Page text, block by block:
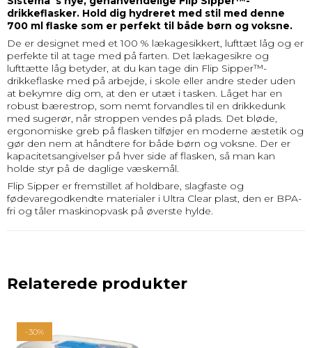
drikkeflasker. Hold dig hydreret med stil med denne
700 ml flaske som er perfekt til både børn og voksne.
De er designet med et 100 % lækagesikkert, lufttæt låg og er
perfekte til at tage med på farten. Det lækagesikre og
lufttætte låg betyder, at du kan tage din Flip Sipper™-
drikkeflaske med på arbejde, i skole eller andre steder uden
at bekymre dig om, at den er utæt i tasken. Låget har en
robust bærestrop, som nemt forvandles til en drikkedunk
med sugerør, når stroppen vendes på plads. Det bløde,
ergonomiske greb på flasken tilføjer en moderne æstetik og
gør den nem at håndtere for både børn og voksne. Der er
kapacitetsangivelser på hver side af flasken, så man kan
holde styr på de daglige væskemål.
Flip Sipper er fremstillet af holdbare, slagfaste og
fødevaregodkendte materialer i Ultra Clear plast, den er BPA-
fri og tåler maskinopvask på øverste hylde.
Relaterede produkter
-30%